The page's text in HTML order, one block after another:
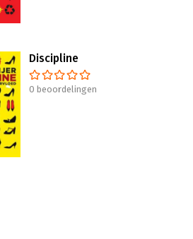
Discipline
0 beoordelingen